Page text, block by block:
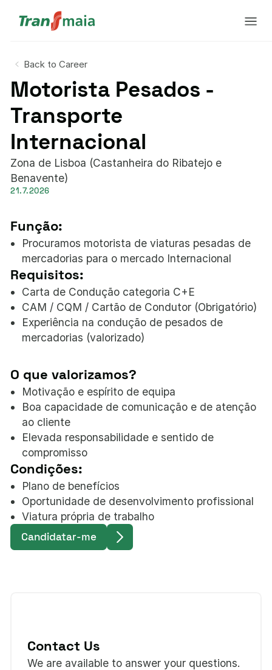
Back to Career
Motorista Pesados -
Transporte
Internacional
Zona de Lisboa (Castanheira do Ribatejo e
Benavente)
21.7.2026
Função:
Procuramos motorista de viaturas pesadas de
mercadorias para o mercado Internacional
Requisitos:
Carta de Condução categoria C+E
CAM / CQM / Cartão de Condutor (Obrigatório)
Experiência na condução de pesados de
mercadorias (valorizado)
O que valorizamos?
Motivação e espírito de equipa
Boa capacidade de comunicação e de atenção
ao cliente
Elevada responsabilidade e sentido de
compromisso
Condições:
Plano de benefícios
Oportunidade de desenvolvimento profissional
Viatura própria de trabalho
Candidatar-me
Contact Us
We are available to answer your questions.